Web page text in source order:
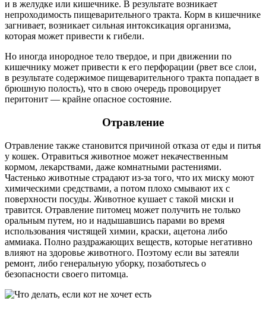
и в желудке или кишечнике. В результате возникает
непроходимость пищеварительного тракта. Корм в кишечнике
загнивает, возникает сильная интоксикация организма,
которая может привести к гибели.
Но иногда инородное тело твердое, и при движении по
кишечнику может привести к его перфорации (рвет все слои,
в результате содержимое пищеварительного тракта попадает в
брюшную полость), что в свою очередь провоцирует
перитонит — крайне опасное состояние.
Отравление
Отравление также становится причиной отказа от еды и питья
у кошек. Отравиться животное может некачественным
кормом, лекарствами, даже комнатными растениями.
Частенько животные страдают из-за того, что их миску моют
химическими средствами, а потом плохо смывают их с
поверхности посуды. Животное кушает с такой миски и
травится. Отравление питомец может получить не только
оральным путем, но и надышавшись парами во время
использования чистящей химии, краски, ацетона либо
аммиака. Полно раздражающих веществ, которые негативно
влияют на здоровье животного. Поэтому если вы затеяли
ремонт, либо генеральную уборку, позаботьтесь о
безопасности своего питомца.